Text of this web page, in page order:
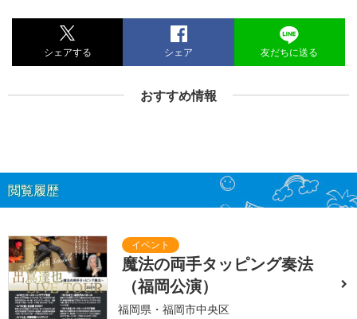
シェアする シェア 友だちに送る
おすすめ情報
閲覧履歴
魔法の両手タッピング奏法
（福岡公演）
福岡県・福岡市中央区